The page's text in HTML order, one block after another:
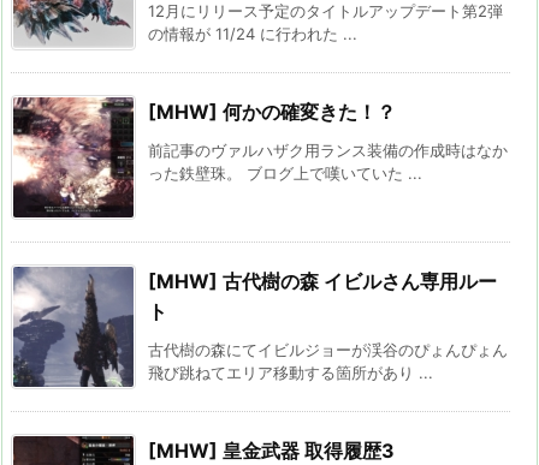
12月にリリース予定のタイトルアップデート第2弾
の情報が 11/24 に行われた ...
[MHW] 何かの確変きた！？
前記事のヴァルハザク用ランス装備の作成時はなか
った鉄壁珠。 ブログ上で嘆いていた ...
[MHW] 古代樹の森 イビルさん専用ルー
ト
古代樹の森にてイビルジョーが渓谷のぴょんぴょん
飛び跳ねてエリア移動する箇所があり ...
[MHW] 皇金武器 取得履歴3